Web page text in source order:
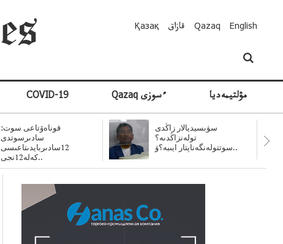
Қазақ قازاق Qazaq English
COVID-19 Qazaq ءسوزى مۋلتيمەديا
قوناەۆتاعى سوت:
سادىرسوتدى
12سادىربايدىتاعىسى
كەلە12نجى..
سۋبسيديالار زاڭدى
تولەنزاڭدىە؟
سوتتولەنگەناپتار ايىبە؟ۋ..